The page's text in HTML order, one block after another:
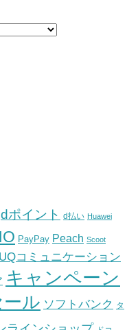
dポイント d払い Huawei
PayPay Peach Scoot
UQコミュニケーション
キャンペーン
ール ソフトバンク タ